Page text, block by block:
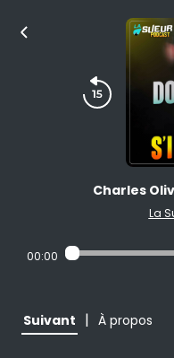
Charles
La
00:00
Suivant | À propos